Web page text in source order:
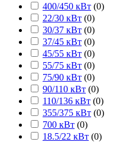
400/450 кВт (0)
22/30 кВт (0)
30/37 кВт (0)
37/45 кВт (0)
45/55 кВт (0)
55/75 кВт (0)
75/90 кВт (0)
90/110 кВт (0)
110/136 кВт (0)
355/375 кВт (0)
700 кВт (0)
18.5/22 кВт (0)